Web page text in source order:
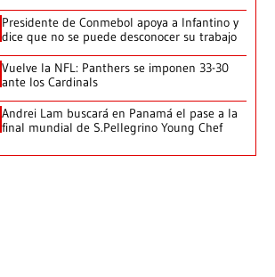
Presidente de Conmebol apoya a Infantino y
dice que no se puede desconocer su trabajo
Vuelve la NFL: Panthers se imponen 33-30
ante los Cardinals
Andrei Lam buscará en Panamá el pase a la
final mundial de S.Pellegrino Young Chef